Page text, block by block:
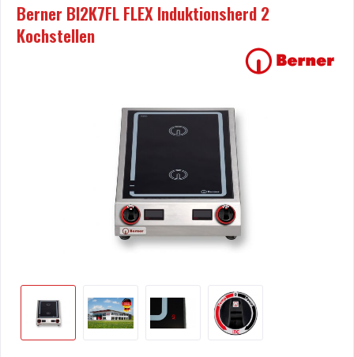
Berner BI2K7FL FLEX Induktionsherd 2
Kochstellen